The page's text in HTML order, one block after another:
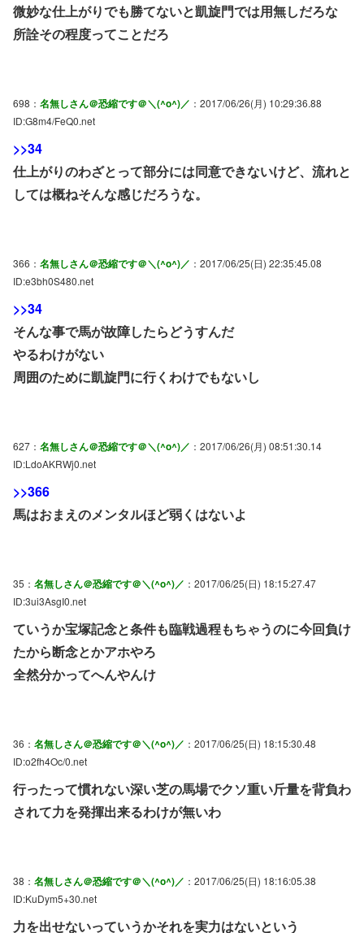
微妙な仕上がりでも勝てないと凱旋門では用無しだろな
所詮その程度ってことだろ
698： 名無しさん＠恐縮です＠＼(^o^)／ ：2017/06/26(月) 10:29:36.88
ID:G8m4/FeQ0.net
>>34
仕上がりのわざとって部分には同意できないけど、流れと
しては概ねそんな感じだろうな。
366： 名無しさん＠恐縮です＠＼(^o^)／ ：2017/06/25(日) 22:35:45.08
ID:e3bh0S480.net
>>34
そんな事で馬が故障したらどうすんだ
やるわけがない
周囲のために凱旋門に行くわけでもないし
627： 名無しさん＠恐縮です＠＼(^o^)／ ：2017/06/26(月) 08:51:30.14
ID:LdoAKRWj0.net
>>366
馬はおまえのメンタルほど弱くはないよ
35： 名無しさん＠恐縮です＠＼(^o^)／ ：2017/06/25(日) 18:15:27.47
ID:3ui3AsgI0.net
ていうか宝塚記念と条件も臨戦過程もちゃうのに今回負け
たから断念とかアホやろ
全然分かってへんやんけ
36： 名無しさん＠恐縮です＠＼(^o^)／ ：2017/06/25(日) 18:15:30.48
ID:o2fh4Oc/0.net
行ったって慣れない深い芝の馬場でクソ重い斤量を背負わ
されて力を発揮出来るわけが無いわ
38： 名無しさん＠恐縮です＠＼(^o^)／ ：2017/06/25(日) 18:16:05.38
ID:KuDym5+30.net
力を出せないっていうかそれを実力はないという